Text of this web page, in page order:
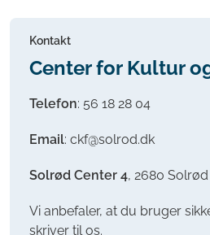
Kontakt
Center for Kultur
Telefon: 56 18 28 04
Email: ckf@solrod.dk
Solrød Center 4, 2680
Vi anbefaler, at du bruger
skriver til os.